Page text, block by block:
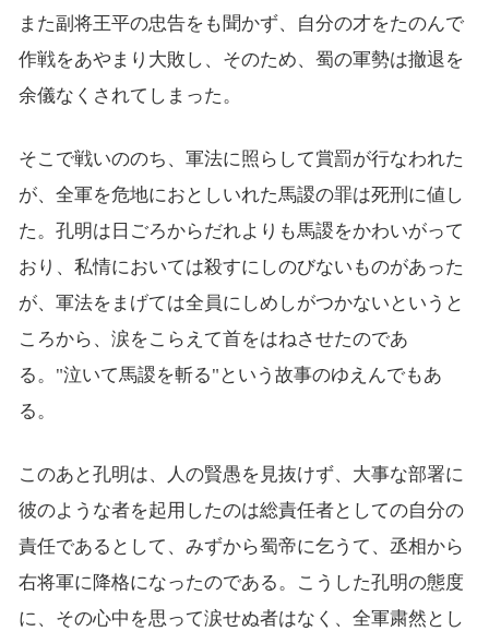
また副将王平の忠告をも聞かず、自分の才をたのんで
作戦をあやまり大敗し、そのため、蜀の軍勢は撤退を
余儀なくされてしまった。
そこで戦いののち、軍法に照らして賞罰が行なわれた
が、全軍を危地におとしいれた馬謖の罪は死刑に値し
た。孔明は日ごろからだれよりも馬謖をかわいがって
おり、私情においては殺すにしのびないものがあった
が、軍法をまげては全員にしめしがつかないというと
ころから、涙をこらえて首をはねさせたのであ
る。"泣いて馬謖を斬る"という故事のゆえんでもあ
る。
このあと孔明は、人の賢愚を見抜けず、大事な部署に
彼のような者を起用したのは総責任者としての自分の
責任であるとして、みずから蜀帝に乞うて、丞相から
右将軍に降格になったのである。こうした孔明の態度
に、その心中を思って涙せぬ者はなく、全軍粛然とし